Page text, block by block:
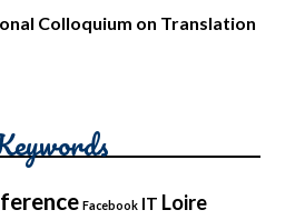
Colloquium on Translation
Facebook IT Loire